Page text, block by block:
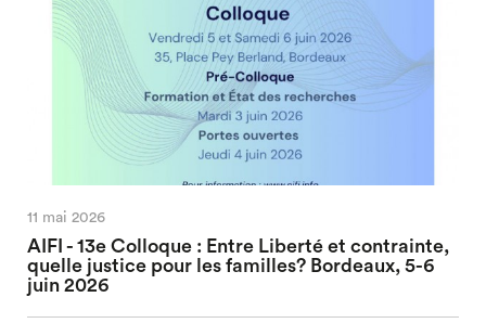
11 mai 2026
AIFI - 13e Colloque : Entre Liberté et contrainte,
quelle justice pour les familles? Bordeaux, 5-6
juin 2026